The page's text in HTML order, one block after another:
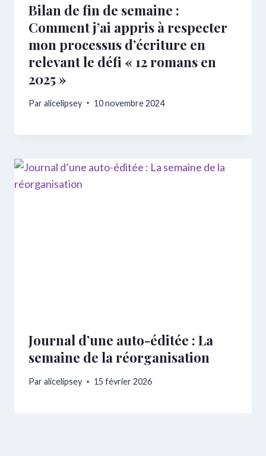
Bilan de fin de semaine :
Comment j’ai appris à respecter
mon processus d’écriture en
relevant le défi « 12 romans en
2025 »
Paralicelipsey 10 novembre 2024
Journal d’une auto-éditée : La
semaine de la réorganisation
Paralicelipsey 15 février 2026